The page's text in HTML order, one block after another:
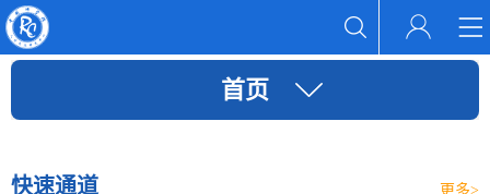
首页
快速通道 更多>